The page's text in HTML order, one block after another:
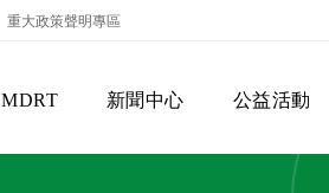
重大政策聲明專區
MDRT 新聞中心 公益活動